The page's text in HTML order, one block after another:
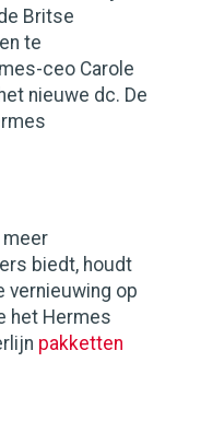
Britse
te
ceo Carole
nieuwe dc. De
meer
biedt, houdt
vernieuwing op
het Hermes
pakketten